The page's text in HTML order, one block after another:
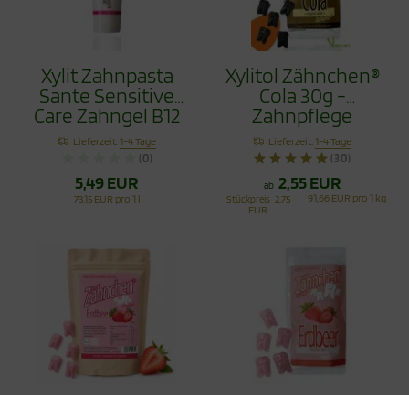
Xylit Zahnpasta
Sante Sensitive
Care Zahngel B12
75ml ohne Flourid
Lieferzeit:1-4 Tage
(0)
5,49 EUR
73,15 EUR pro 1 l
Xylitol Zähnchen®
Cola 30g -
Zahnpflege
Bonbons
Lieferzeit:1-4 Tage
(30)
ab 2,55 EUR
Stückpreis 2,75
EUR
91,66 EUR pro 1 kg